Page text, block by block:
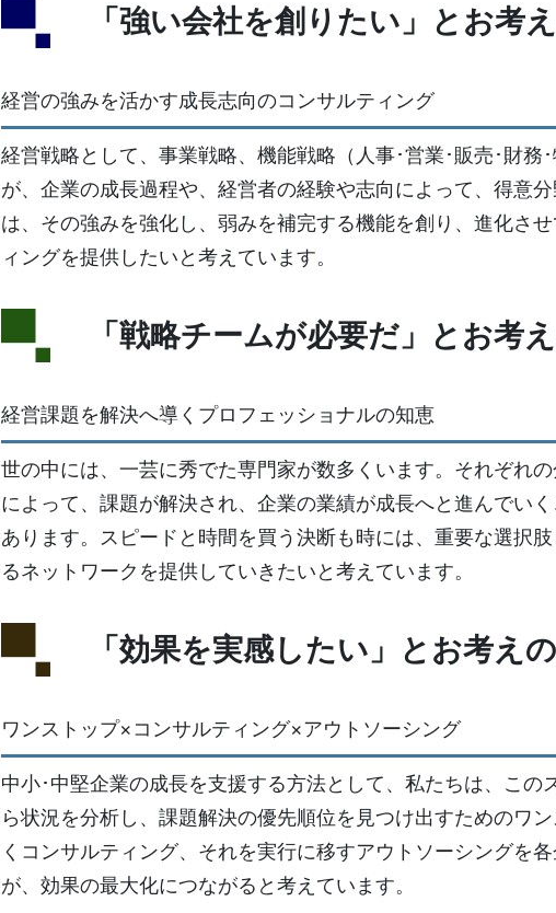
「強い会社を創りたい」とお考
経営の強みを活かす成長志向のコンサルティング
経営戦略として、事業戦略、機能戦略（人事･営業･販売･財務
が、企業の成長過程や、経営者の経験や志向によって、得意
は、その強みを強化し、弱みを補完する機能を創り、進化さ
ィングを提供したいと考えています。
「戦略チームが必要だ」とお考
経営課題を解決へ導くプロフェッショナルの知恵
世の中には、一芸に秀でた専門家が数多くいます。それぞれ
によって、課題が解決され、企業の業績が成長へと進んでい
あります。スピードと時間を買う決断も時には、重要な選択
るネットワークを提供していきたいと考えています。
「効果を実感したい」とお考え
ワンストップ×コンサルティング×アウトソーシング
中小･中堅企業の成長を支援する方法として、私たちは、この
ら状況を分析し、課題解決の優先順位を見つけ出すためのワ
くコンサルティング、それを実行に移すアウトソーシングを
が、効果の最大化につながると考えています。